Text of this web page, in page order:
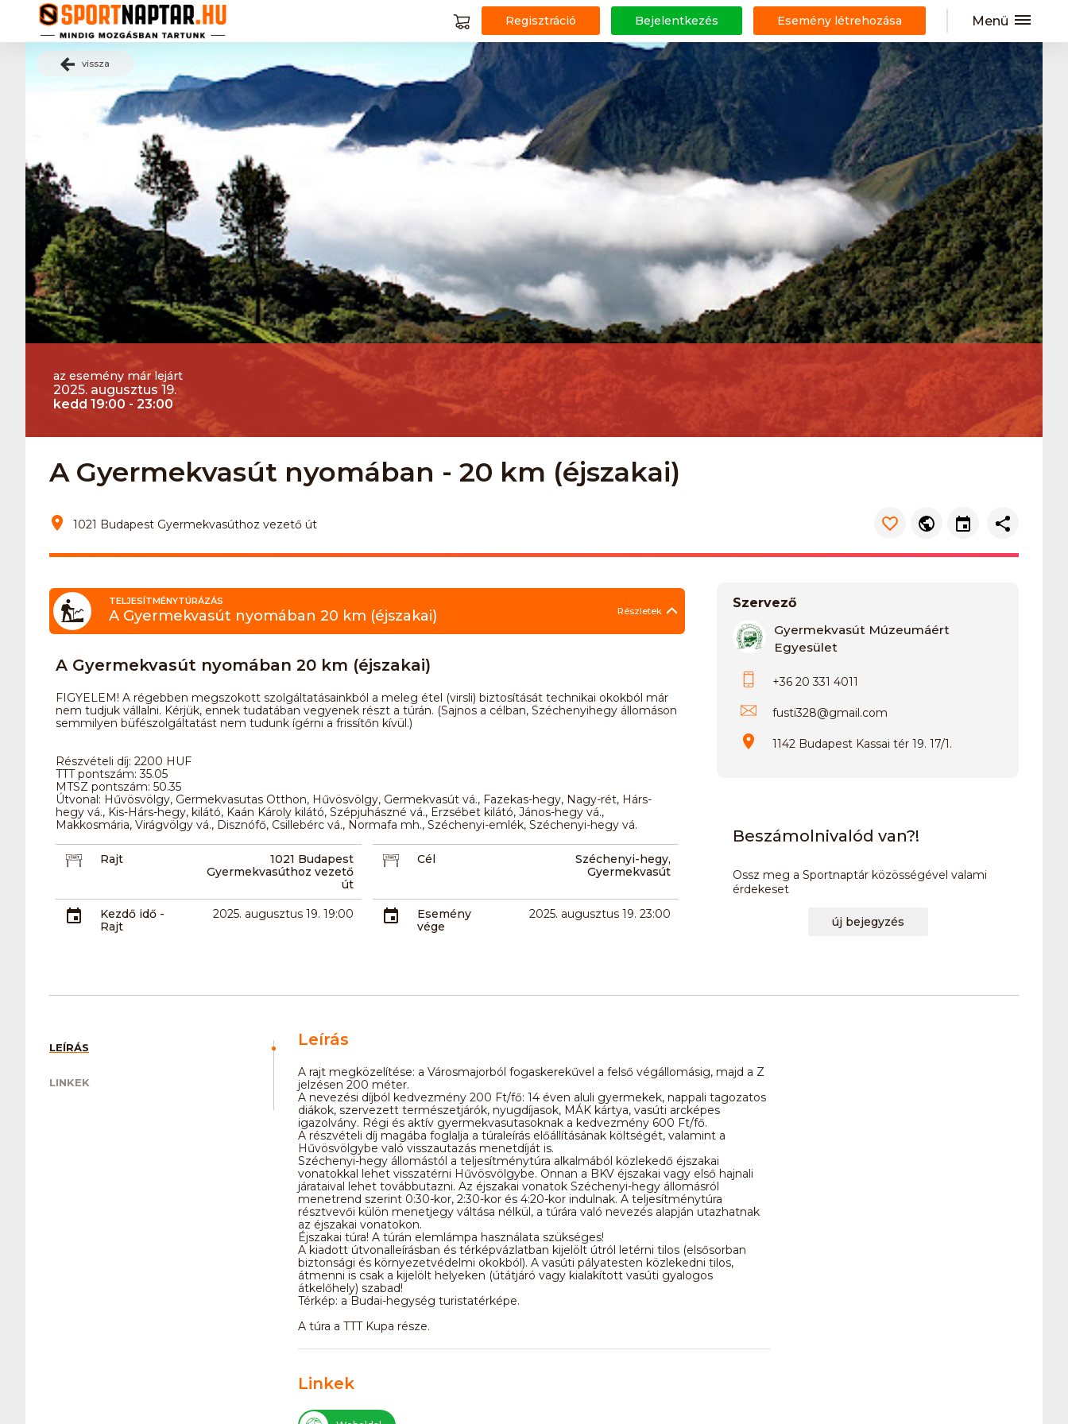
Regisztráció Bejelentkezés Esemény létrehozása Menü
vissza
az esemény már lejárt
2025. augusztus 19.
kedd 19:00 - 23:00
A Gyermekvasút nyomában - 20 km (éjszakai)
1021 Budapest Gyermekvasúthoz vezető út
TELJESÍTMÉNYTÚRÁZÁS
A Gyermekvasút nyomában 20 km (éjszakai) Részletek
A Gyermekvasút nyomában 20 km (éjszakai)
FIGYELEM! A régebben megszokott szolgáltatásainkból a meleg étel (virsli) biztosítását technikai okokból már
nem tudjuk vállalni. Kérjük, ennek tudatában vegyenek részt a túrán. (Sajnos a célban, Széchenyihegy állomáson
semmilyen büfészolgáltatást nem tudunk ígérni a frissítőn kívül.)
Részvételi díj: 2200 HUF
TTT pontszám: 35.05
MTSZ pontszám: 50.35
Útvonal: Hűvösvölgy, Germekvasutas Otthon, Hűvösvölgy, Germekvasút vá., Fazekas-hegy, Nagy-rét, Hárs-
hegy vá., Kis-Hárs-hegy, kilátó, Kaán Károly kilátó, Szépjuhászné vá., Erzsébet kilátó, János-hegy vá.,
Makkosmária, Virágvölgy vá., Disznófő, Csillebérc vá., Normafa mh., Széchenyi-emlék, Széchenyi-hegy vá.
Rajt
1021 Budapest
Gyermekvasúthoz vezető
út
Cél
Széchenyi-hegy,
Gyermekvasút
Kezdő idő -
Rajt
2025. augusztus 19. 19:00
Esemény
vége
2025. augusztus 19. 23:00
Szervező
Gyermekvasút Múzeumáért
Egyesület
+36 20 331 4011
fusti328@gmail.com
1142 Budapest Kassai tér 19. 17/1.
Beszámolnivalód van?!
Ossz meg a Sportnaptár közösségével valami
érdekeset
új bejegyzés
LEÍRÁS
LINKEK
Leírás
A rajt megközelítése: a Városmajorból fogaskerekűvel a felső végállomásig, majd a Z
jelzésen 200 méter.
A nevezési díjból kedvezmény 200 Ft/fő: 14 éven aluli gyermekek, nappali tagozatos
diákok, szervezett természetjárók, nyugdíjasok, MÁK kártya, vasúti arcképes
igazolvány. Régi és aktív gyermekvasutasoknak a kedvezmény 600 Ft/fő.
A részvételi díj magába foglalja a túraleírás előállításának költségét, valamint a
Hűvösvölgybe való visszautazás menetdíját is.
Széchenyi-hegy állomástól a teljesítménytúra alkalmából közlekedő éjszakai
vonatokkal lehet visszatérni Hűvösvölgybe. Onnan a BKV éjszakai vagy első hajnali
járataival lehet továbbutazni. Az éjszakai vonatok Széchenyi-hegy állomásról
menetrend szerint 0:30-kor, 2:30-kor és 4:20-kor indulnak. A teljesítménytúra
résztvevői külön menetjegy váltása nélkül, a túrára való nevezés alapján utazhatnak
az éjszakai vonatokon.
Éjszakai túra! A túrán elemlámpa használata szükséges!
A kiadott útvonalleírásban és térképvázlatban kijelölt útról letérni tilos (elsősorban
biztonsági és környezetvédelmi okokból). A vasúti pályatesten közlekedni tilos,
átmenni is csak a kijelölt helyeken (útátjáró vagy kialakított vasúti gyalogos
átkelőhely) szabad!
Térkép: a Budai-hegység turistatérképe.
A túra a TTT Kupa része.
Linkek